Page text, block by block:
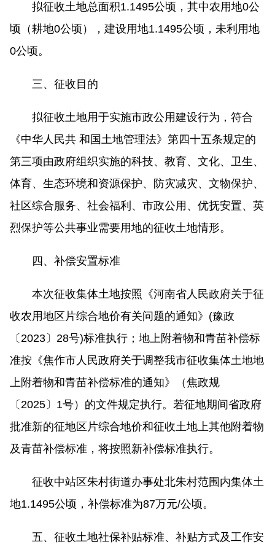
拟征收土地总面积1.1495公顷，其中农用地0公
顷（耕地0公顷），建设用地1.1495公顷，未利用地
0公顷。
三、征收目的
拟征收土地用于实施市政公用建设行为，符合
《中华人民共 和国土地管理法》第四十五条规定的
第三项由政府组织实施的科技、教育、文化、卫生、
体育、生态环境和资源保护、防灾减灾、文物保护、
社区综合服务、社会福利、市政公用、优抚安置、英
烈保护等公共事业需要用地的征收土地情形。
四、补偿安置标准
本次征收集体土地按照《河南省人民政府关于征
收农用地区片综合地价有关问题的通知》(豫政
〔2023〕28号)标准执行；地上附着物和青苗补偿标
准按《焦作市人民政府关于调整我市征收集体土地地
上附着物和青苗补偿标准的通知》（焦政规
〔2025〕1号）的文件规定执行。若征地期间省政府
批准新的征地区片综合地价和征收土地上其他附着物
及青苗补偿标准，将按照新补偿标准执行。
征收中站区朱村街道办事处北朱村范围内集体土
地1.1495公顷，补偿标准为87万元/公顷。
五、征收土地社保补贴标准、补贴方式及工作安